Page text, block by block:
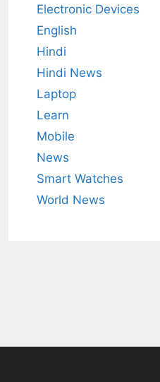
Electronic Devices
English
Hindi
Hindi News
Laptop
Learn
Mobile
News
Smart Watches
World News